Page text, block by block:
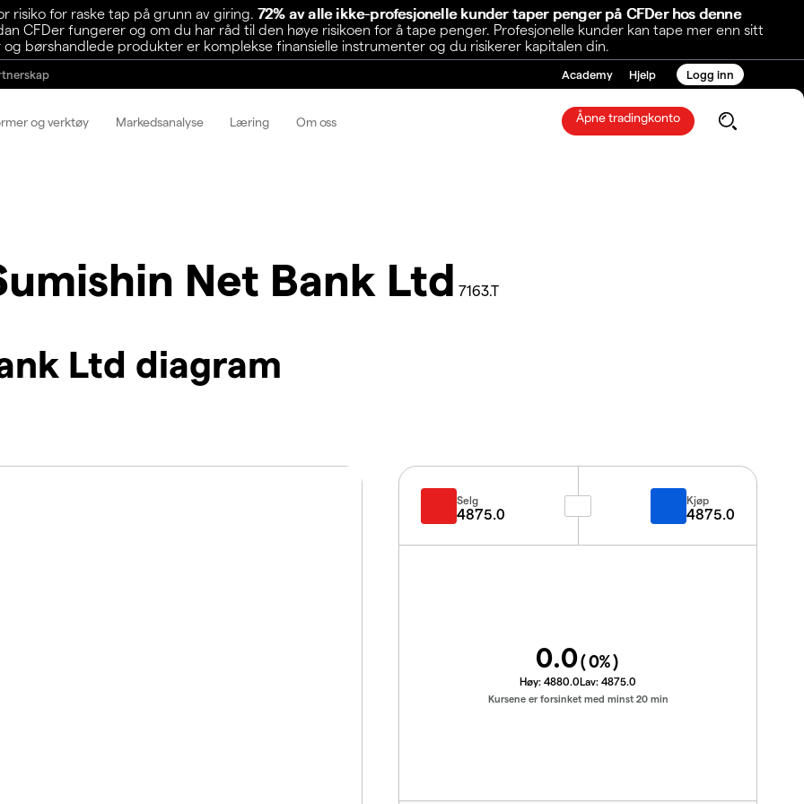
risiko for raske tap på grunn av giring.72% av alle ikke-profesjonelle kunder taper penger på CFDer hos denne
CFDer fungerer og om du har råd til den høye risikoen for å tape penger. Profesjonelle kunder kan tape mer enn sitt
børshandlede produkter er komplekse finansielle instrumenter og du risikerer kapitalen din.
Academy Hjelp Logg inn
og verktøy Markedsanalyse Læring Om oss Åpne tradingkonto
Net Bank Ltd 7163.T
Ltd diagram
Selg
4875.0
Kjøp
4875.0
0.0(0%)
Høy: 4880.0Lav: 4875.0
Kursene er forsinket med minst 20 min